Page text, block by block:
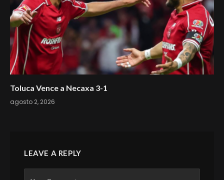
Toluca Vence a Necaxa 3-1
agosto 2, 2026
LEAVE A REPLY